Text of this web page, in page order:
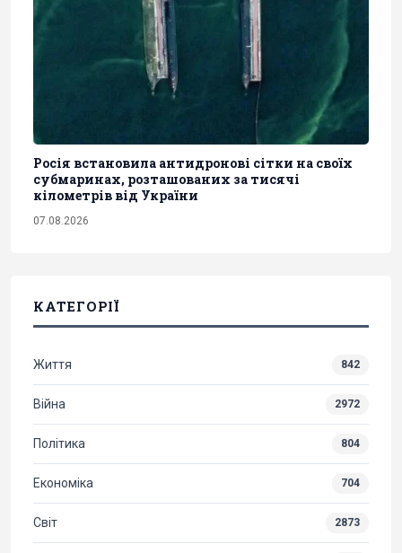
Росія встановила антидронові сітки на своїх
субмаринах, розташованих за тисячі
кілометрів від України
07.08.2026
КАТЕГОРІЇ
Життя 842
Війна 2972
Політика 804
Економіка 704
Світ 2873